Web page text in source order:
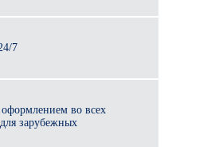
7
во всех
зарубежных